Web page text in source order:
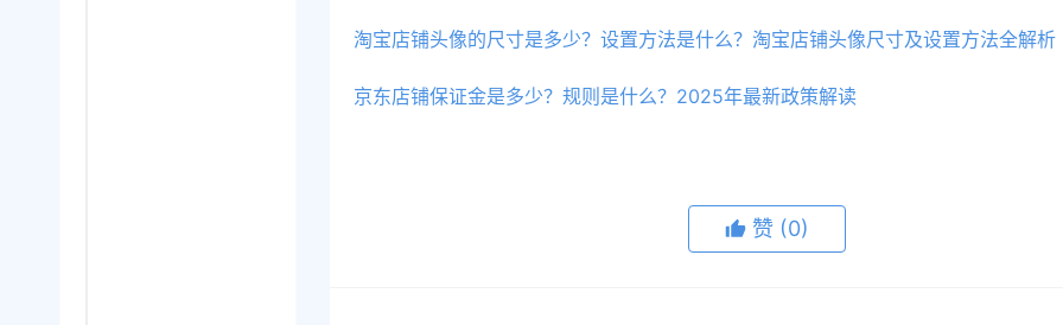
淘宝店铺头像的尺寸是多少？设置方法是什么？淘宝店铺头像尺寸及设置方法全解析
京东店铺保证金是多少？规则是什么？2025年最新政策解读
赞 (0)